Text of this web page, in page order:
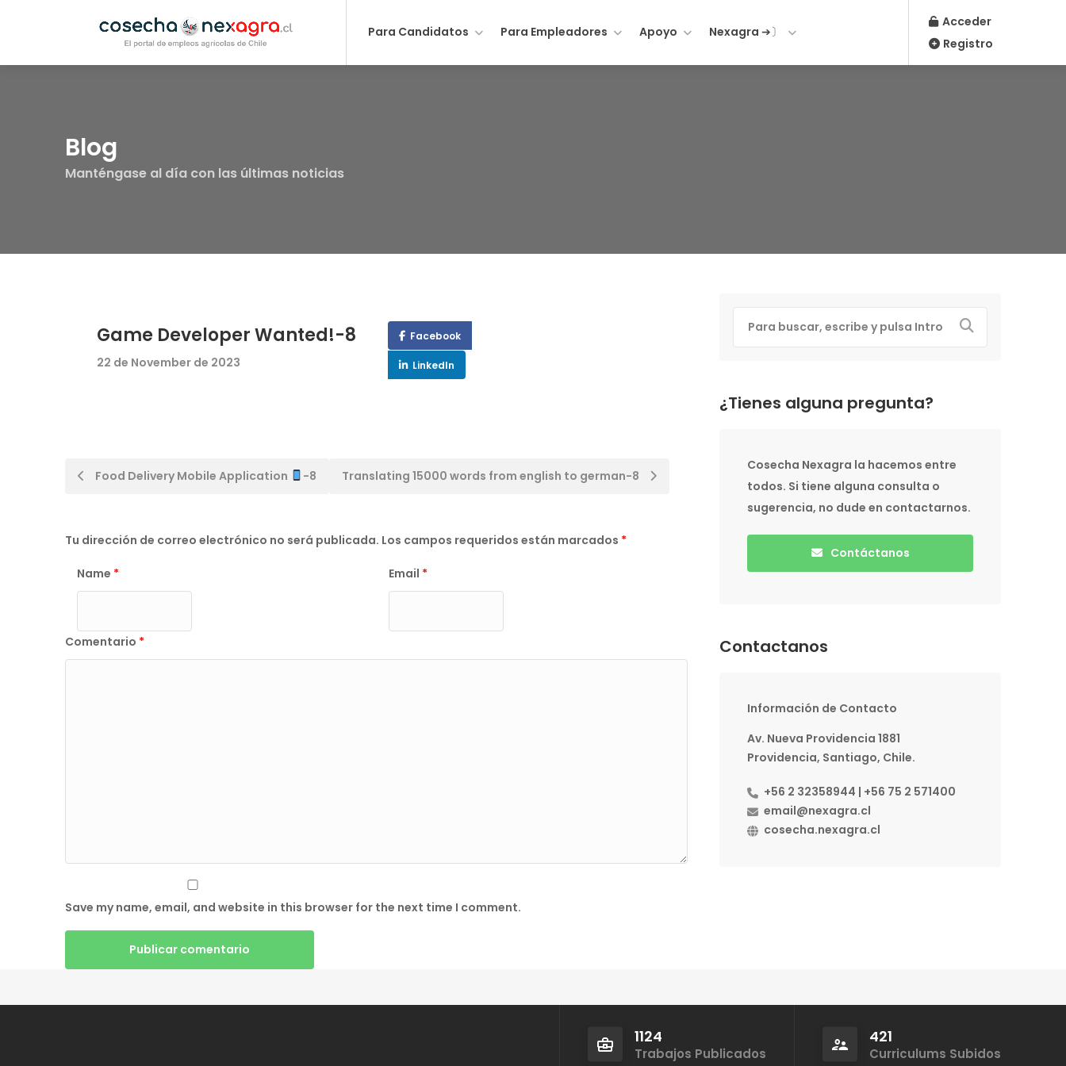
Para Candidatos Para Empleadores Apoyo Nexagra ➔〕
Acceder
Registro
Blog
Manténgase al día con las últimas noticias
Game Developer Wanted!-8
22 de November de 2023
Facebook
LinkedIn
PostFood Delivery Mobile Application -8 Translating 15000 words from english to german-8
Tu dirección de correo electrónico no será publicada. Los campos requeridos están marcados *
Name * Email *
Comentario *
Save my name, email, and website in this browser for the next time I comment.
¿Tienes alguna pregunta?
Cosecha Nexagra la hacemos entre
todos. Si tiene alguna consulta o
sugerencia, no dude en contactarnos.
Contáctanos
Contactanos
Información de Contacto
Av. Nueva Providencia 1881
Providencia, Santiago, Chile.
+56 2 32358944 | +56 75 2 571400
email@nexagra.cl
cosecha.nexagra.cl
1124
Trabajos Publicados
421
Curriculums Subidos